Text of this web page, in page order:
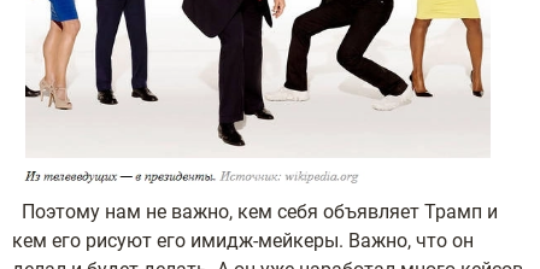
Поэтому нам не важно, кем себя объявляет Трамп и
кем его рисуют его имидж-мейкеры. Важно, что он